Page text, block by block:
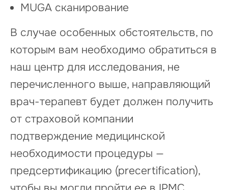
MUGA сканирование
В случае особенных обстоятельств, по
которым вам необходимо обратиться в
наш центр для исследования, не
перечисленного выше, направляющий
врач-терапевт будет должен получить
от страховой компании
подтверждение медицинской
необходимости процедуры —
предсертификацию (precertification),